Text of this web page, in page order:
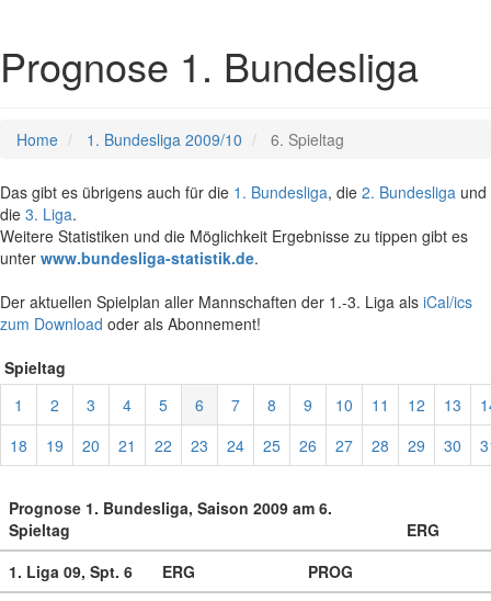
Prognose 1. Bundesliga
Home 1. Bundesliga 2009/10 6. Spieltag
Das gibt es übrigens auch für die 1. Bundesliga, die 2. Bundesliga und
die 3. Liga.
Weitere Statistiken und die Möglichkeit Ergebnisse zu tippen gibt es
unter www.bundesliga-statistik.de.
Der aktuellen Spielplan aller Mannschaften der 1.-3. Liga als iCal/ics
zum Download oder als Abonnement!
Spieltag
1
2 3 4 5 6 7 8 9 10 11 12 13
18
19 20 21 22 23 24 25 26 27 28 29 30
Prognose 1. Bundesliga, Saison 2009 am 6.
Spieltag
ERG
1. Liga 09, Spt. 6
ERG
PROG